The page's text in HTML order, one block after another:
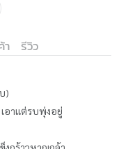
า รีวิว
)
อาแต่รบพุ่งอยู่